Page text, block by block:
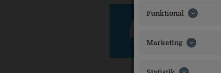
Funktional
Marketing